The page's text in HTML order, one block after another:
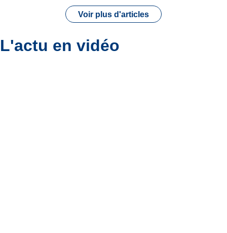
Voir plus d'articles
L'actu en vidéo